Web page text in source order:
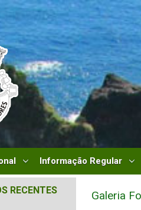
Informação Regular
RECENTES Galeria